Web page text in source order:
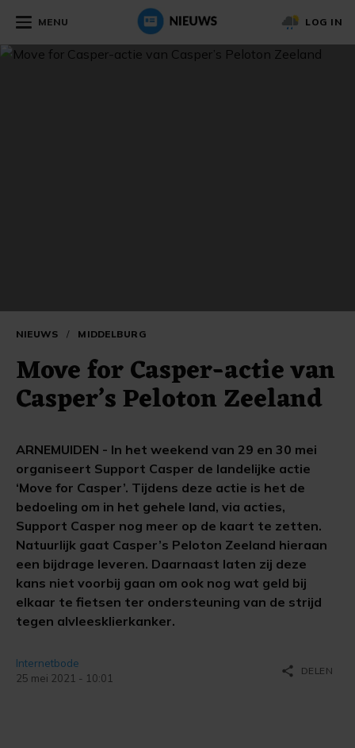
MENU LOG IN
NIEUWS / MIDDELBURG
Move for Casper-actie van
Casper’s Peloton Zeeland
ARNEMUIDEN - In het weekend van 29 en 30 mei
organiseert Support Casper de landelijke actie
‘Move for Casper’. Tijdens deze actie is het de
bedoeling om in het gehele land, via acties,
Support Casper nog meer op de kaart te zetten.
Natuurlijk gaat Casper’s Peloton Zeeland hieraan
een bijdrage leveren. Daarnaast laten zij deze
kans niet voorbij gaan om ook nog wat geld bij
elkaar te fietsen ter ondersteuning van de strijd
tegen alvleesklierkanker.
Internetbode
25 mei 2021 - 10:01
share DELEN